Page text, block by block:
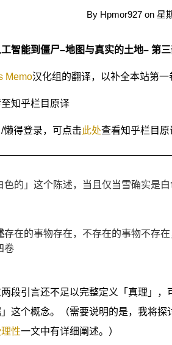
By Hpmor927 on 星
工智能到僵尸–地图与真实的土地– 第
Memo汉化组的翻译，以补全本站第一
知乎栏目原译
懒得登录，可点击此处查看知乎栏目原
色的」这个陈述，当且仅当雪确实是
存在的事物存在，不存在的事物不存
卷
段引言还不足以完整定义「真理」，
这个概念。（需要说明的是，我将
性一文中有详细阐述。）